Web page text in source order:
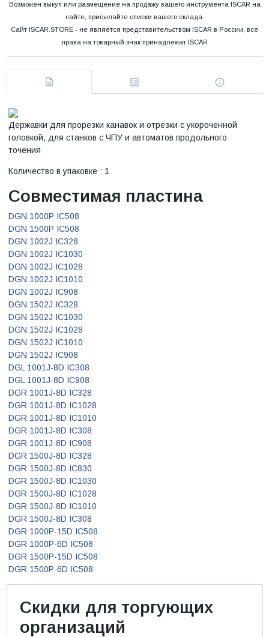
Возможен выкуп или размещение на продажу вашего инструмента ISCAR на
сайте, присылайте списки вашего склада.
Сайт ISCAR.STORE - не является представительством ISCAR в России, все
права на товарный знак принадлежат ISCAR
Державки для прорезки канавок и отрезки с укороченной
головкой, для станков с ЧПУ и автоматов продольного
точения
Количество в упаковке : 1
Совместимая пластина
DGN 1000P IC508
DGN 1500P IC508
DGN 1002J IC328
DGN 1002J IC1030
DGN 1002J IC1028
DGN 1002J IC1010
DGN 1002J IC908
DGN 1502J IC328
DGN 1502J IC1030
DGN 1502J IC1028
DGN 1502J IC1010
DGN 1502J IC908
DGL 1001J-8D IC308
DGL 1001J-8D IC908
DGR 1001J-8D IC328
DGR 1001J-8D IC1028
DGR 1001J-8D IC1010
DGR 1001J-8D IC308
DGR 1001J-8D IC908
DGR 1500J-8D IC328
DGR 1500J-8D IC830
DGR 1500J-8D IC1030
DGR 1500J-8D IC1028
DGR 1500J-8D IC1010
DGR 1500J-8D IC308
DGR 1000P-15D IC508
DGR 1000P-6D IC508
DGR 1500P-15D IC508
DGR 1500P-6D IC508
Скидки для торгующих
организаций